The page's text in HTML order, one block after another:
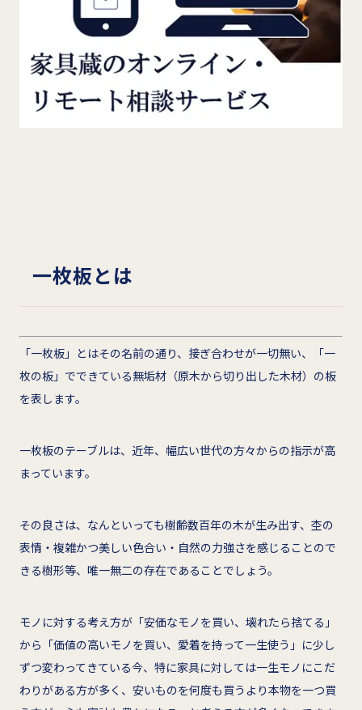
一枚板とは
「一枚板」とはその名前の通り、接ぎ合わせが一切無い、「一
枚の板」でできている無垢材（原木から切り出した木材）の板
を表します。
一枚板のテーブルは、近年、幅広い世代の方々からの指示が高
まっています。
その良さは、なんといっても樹齢数百年の木が生み出す、杢の
表情・複雑かつ美しい色合い・自然の力強さを感じることので
きる樹形等、唯一無二の存在であることでしょう。
モノに対する考え方が「安価なモノを買い、壊れたら捨てる」
から「価値の高いモノを買い、愛着を持って一生使う」に少し
ずつ変わってきている今、特に家具に対しては一生モノにこだ
わりがある方が多く、安いものを何度も買うより本物を一つ買